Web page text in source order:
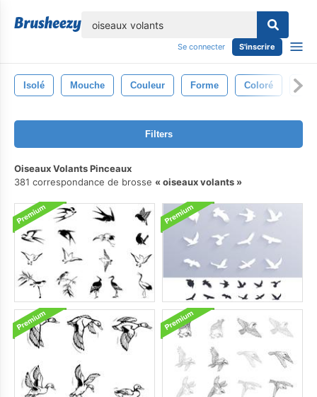
Se connecter S'inscrire
Isolé Mouche Couleur Forme Coloré
Filters
Oiseaux Volants Pinceaux
381 correspondance de brosse
oiseaux volants